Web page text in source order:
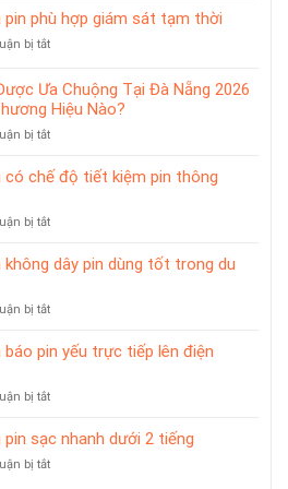
tiện
sạc
8
camera
dùng
chống
nước
IP65
pin phù hợp giám sát tạm thời
bị tắtở
5
camera
pin
phù
giám
thời
Ưa Chuộng Tại Đà Nẵng 2026
Hiệu Nào?
bị tắtở
Camera
Được
Chuộng
Đà
Chọn
Hiệu
có chế độ tiết kiệm pin thông
bị tắtở
camera
chế
tiết
không dây pin dùng tốt trong du
bị tắtở
6
camera
dây
dùng
báo pin yếu trực tiếp lên điện
bị tắtở
8
báo
pin sạc nhanh dưới 2 tiếng
bị tắtở